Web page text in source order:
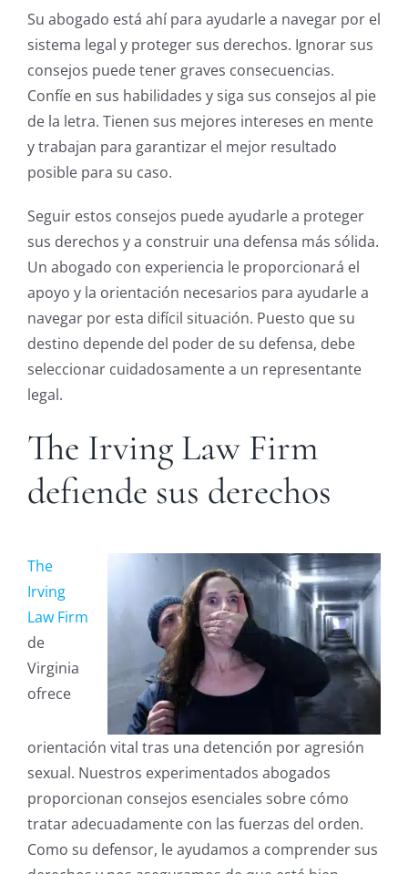
Su abogado está ahí para ayudarle a navegar por el
sistema legal y proteger sus derechos. Ignorar sus
consejos puede tener graves consecuencias.
Confíe en sus habilidades y siga sus consejos al pie
de la letra. Tienen sus mejores intereses en mente
y trabajan para garantizar el mejor resultado
posible para su caso.
Seguir estos consejos puede ayudarle a proteger
sus derechos y a construir una defensa más sólida.
Un abogado con experiencia le proporcionará el
apoyo y la orientación necesarios para ayudarle a
navegar por esta difícil situación. Puesto que su
destino depende del poder de su defensa, debe
seleccionar cuidadosamente a un representante
legal.
The Irving Law Firm
defiende sus derechos
The
Irving
Law Firm
de
Virginia
ofrece
orientación vital tras una detención por agresión
sexual. Nuestros experimentados abogados
proporcionan consejos esenciales sobre cómo
tratar adecuadamente con las fuerzas del orden.
Como su defensor, le ayudamos a comprender sus